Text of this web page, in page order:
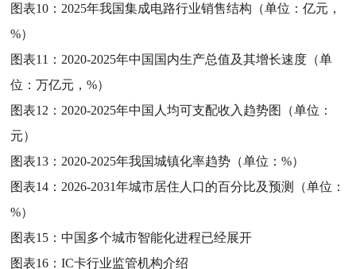
图表10： 2025年我国集成电路行业销售结构（单位：亿元，
%）
图表11： 2020-2025年中国国内生产总值及其增长速度（单
位：万亿元，%）
图表12： 2020-2025年中国人均可支配收入趋势图（单位：
元）
图表13： 2020-2025年我国城镇化率趋势（单位：%）
图表14： 2026-2031年城市居住人口的百分比及预测（单位：
%）
图表15：中国多个城市智能化进程已经展开
图表16：IC卡行业监管机构介绍